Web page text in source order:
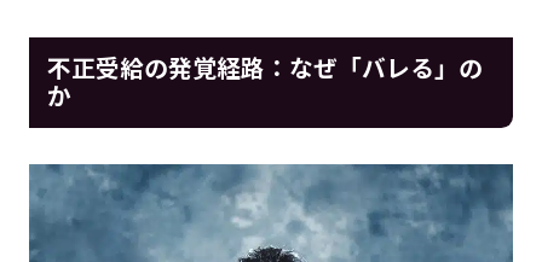
不正受給の発覚経路：なぜ「バレる」の
か